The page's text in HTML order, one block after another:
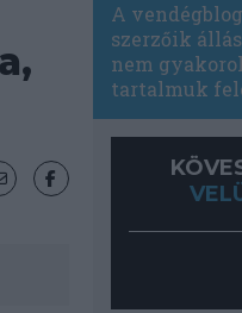
A
szerzőik
nem
tartalmuk